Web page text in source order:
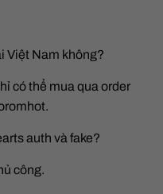
Việt Nam không?
có thể mua qua order
auth và fake?
công.